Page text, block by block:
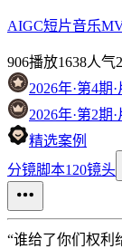
AIGC短片音乐
906播放1638人气
2026年·第4期
2026年·第2期
精选案例
分镜脚本120镜头
“谁给了你们权利